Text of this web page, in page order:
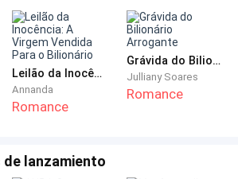
mudar.”
luxuoso exalava exclusividade.
com arranjos de flores
impecável, cabelos loiros
Leilão da Inocência: A Virgem Vendida Para o Bilionário
Annanda
Romance
Grávida do Bilionário Arrogante
Julliany Soares
Romance
de lanzamiento